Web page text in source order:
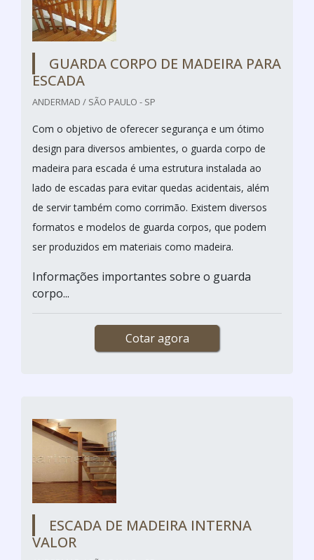
GUARDA CORPO DE MADEIRA PARA
ESCADA
ANDERMAD / SÃO PAULO - SP
Com o objetivo de oferecer segurança e um ótimo
design para diversos ambientes, o guarda corpo de
madeira para escada é uma estrutura instalada ao
lado de escadas para evitar quedas acidentais, além
de servir também como corrimão. Existem diversos
formatos e modelos de guarda corpos, que podem
ser produzidos em materiais como madeira.
Informações importantes sobre o guarda
corpo...
Cotar agora
ESCADA DE MADEIRA INTERNA
VALOR